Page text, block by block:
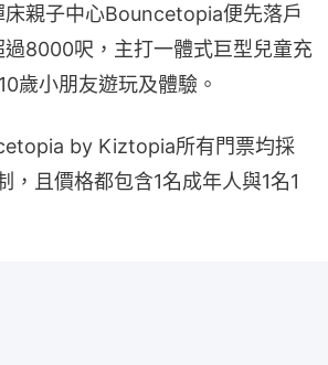
床親子中心Bouncetopia便先落戶
過8000呎，主打一體式巨型兒童充
歲小朋友遊玩及體驗。
by Kiztopia所有門票均採
，且價格都包含1名成年人與1名1